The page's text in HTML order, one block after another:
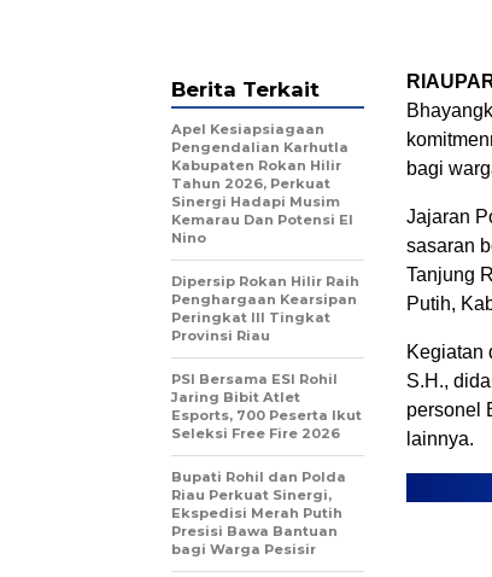
bagi
Jajaran
sasaran
Tanjung
Putih,
Kegiatan
S.H.,
personel
lainnya.
Berita Terkait
Apel Kesiapsiagaan
Pengendalian Karhutla
Kabupaten Rokan Hilir
Tahun 2026, Perkuat
Sinergi Hadapi Musim
Kemarau Dan Potensi El
Nino
Dipersip Rokan Hilir Raih
Penghargaan Kearsipan
Peringkat III Tingkat
Provinsi Riau
PSI Bersama ESI Rohil
Jaring Bibit Atlet
Esports, 700 Peserta Ikut
Seleksi Free Fire 2026
Bupati Rohil dan Polda
Riau Perkuat Sinergi,
Ekspedisi Merah Putih
Presisi Bawa Bantuan
bagi Warga Pesisir